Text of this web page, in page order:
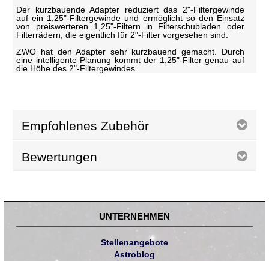
Der kurzbauende Adapter reduziert das 2"-Filtergewinde
auf ein 1,25"-Filtergewinde und ermöglicht so den Einsatz
von preiswerteren 1,25"-Filtern in Filterschubladen oder
Filterrädern, die eigentlich für 2"-Filter vorgesehen sind.
ZWO hat den Adapter sehr kurzbauend gemacht. Durch
eine intelligente Planung kommt der 1,25"-Filter genau auf
die Höhe des 2"-Filtergewindes.
Empfohlenes Zubehör
Bewertungen
UNTERNEHMEN
Stellenangebote
Astroblog